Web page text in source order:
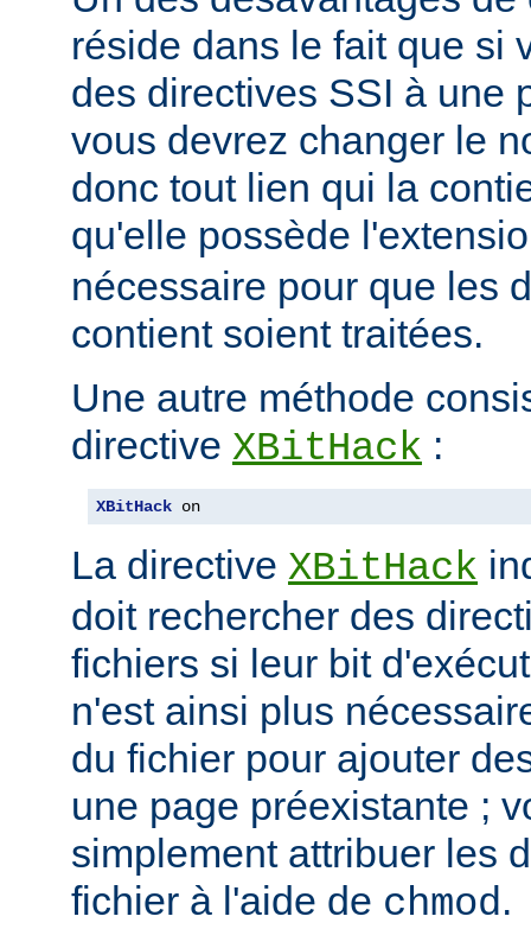
réside dans le fait que si
des directives SSI à une
vous devrez changer le
donc tout lien qui la
qu'elle possède
nécessaire pour que les
contient soient traitées.
Une autre méthode
directive XBitHack :
XBitHack on
La directive XBitHack
doit rechercher des
fichiers si leur bit
n'est ainsi plus
du fichier pour ajouter
une page préexistante ;
simplement attribuer les
fichier à l'aide de chmod.